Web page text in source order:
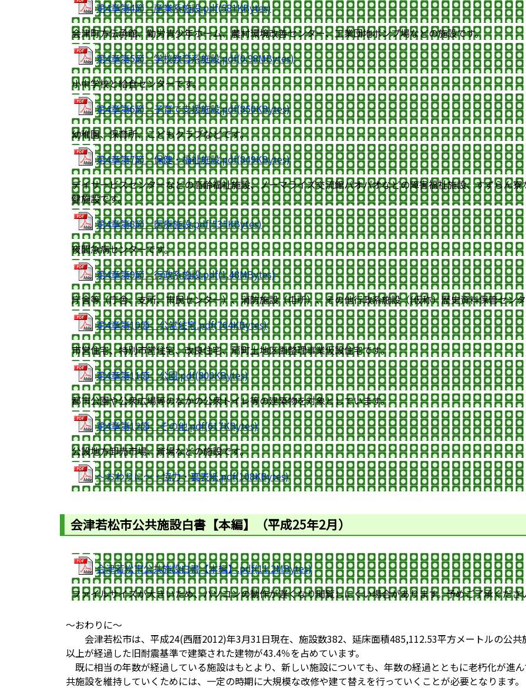
第4章第4節 産業系施設.pdf(581KBytes)
会津町方伝承館、勤労青少年ホーム、農村環境改善センター、工業団地ポンプ場などの施設です。
第4章第5節 学校教育系施設.pdf(0.98MBytes)
小中学校と給食センターです。
第4章第6節 子育て支援施設.pdf(850KBytes)
幼稚園、保育所、こどもクラブなどです。
第4章第7節 保健・福祉施設.pdf(849KBytes)
デイサービスセンターなどの高齢福祉施設、ノーマライズ交流館パオパオなどの障害福祉施設、すずらん
健施設です。
第4章第8節 医療施設.pdf(535KBytes)
夜間急病センターです。
第4章第9節 行政系施設.pdf(1.48MBytes)
庁舎等（庁舎、支所、市民センター）、消防施設（屯所）、その他行政系施設（(仮称）歴史資料保管セン
第4章第10節 公営住宅.pdf(764KBytes)
市営住宅、特別市営住宅、改良住宅、扇町土地区画整理事業仮設住宅です。
第4章第11節 公園.pdf(800KBytes)
都市公園や公衆広場等のなかの公衆トイレ等の建築物を対象としています。
第4章第12節 その他.pdf(617KBytes)
公設地方卸売市場、斎場などの施設です。
～おわりに～・協力・裏表紙.pdf(108KBytes)
会津若松市公共施設白書【本編】（平成25年2月）
会津若松市公共施設白書【本編】.pdf(11.2MBytes)
ファイルサイズが大きいため、パソコンの動作が遅くなり閲覧しにくい場合があります。予めご了承くださ
～おわりに～
会津若松市は、平成24(西暦2012)年3月31日現在、施設数382、延床面積485,112.53平方メートルの公
以上が経過した旧耐震基準で建築された建物が43.4％を占めています。
既に相当の年数が経過している施設はもとより、新しい施設についても、年数の経過とともに老朽化が進
共施設を維持していくためには、一定の時期に大規模な改修や建て替えを行っていくことが必要となります。